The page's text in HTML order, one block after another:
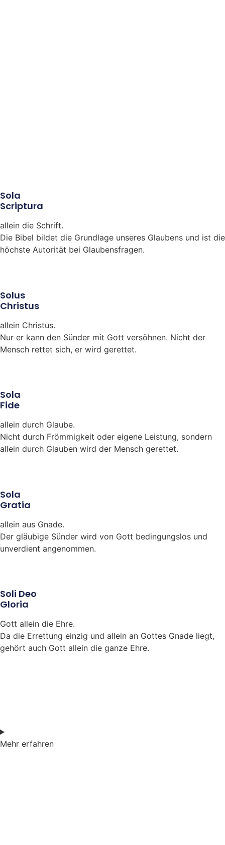
Sola
Scriptura
allein die Schrift.
Die Bibel bildet die Grundlage unseres Glaubens und ist die
höchste Autorität bei Glaubensfragen.
Solus
Christus
allein Christus.
Nur er kann den Sünder mit Gott versöhnen. Nicht der
Mensch rettet sich, er wird gerettet.
Sola
Fide
allein durch Glaube.
Nicht durch Frömmigkeit oder eigene Leistung, sondern
allein durch Glauben wird der Mensch gerettet.
Sola
Gratia
allein aus Gnade.
Der gläubige Sünder wird von Gott bedingungslos und
unverdient angenommen.
Soli Deo
Gloria
Gott allein die Ehre.
Da die Errettung einzig und allein an Gottes Gnade liegt,
gehört auch Gott allein die ganze Ehre.
Mehr erfahren